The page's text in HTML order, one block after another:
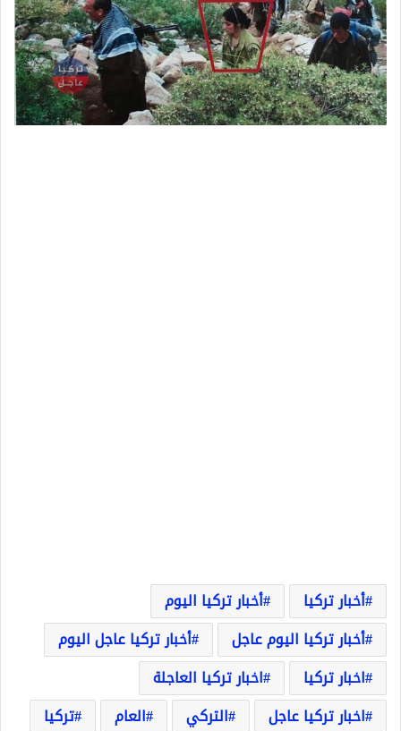
أخبار تركيا
أخبار تركيا اليوم
أخبار تركيا اليوم عاجل
أخبار تركيا عاجل اليوم
اخبار تركيا
اخبار تركيا العاجلة
اخبار تركيا عاجل
التركي العام
تركيا